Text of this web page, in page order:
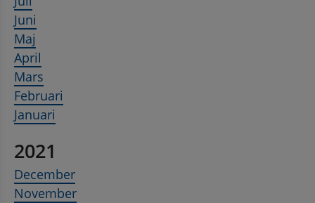
Juni
Maj
April
Mars
Februari
Januari
2021
December
November